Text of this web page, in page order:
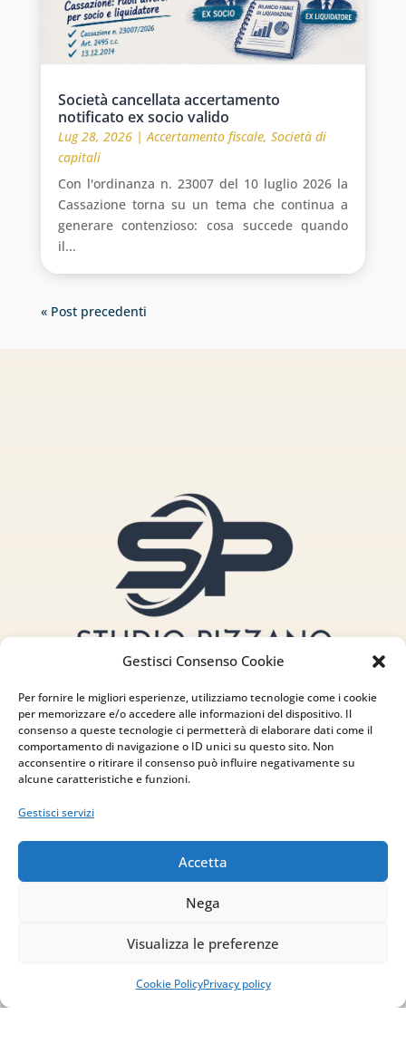
Gestisci Consenso Cookie
Per fornire le migliori esperienze, utilizziamo tecnologie come i cookie
per memorizzare e/o accedere alle informazioni del dispositivo. Il
consenso a queste tecnologie ci permetterà di elaborare dati come il
comportamento di navigazione o ID unici su questo sito. Non
acconsentire o ritirare il consenso può influire negativamente su
alcune caratteristiche e funzioni.
Gestisci servizi
Accetta
Nega
Visualizza le preferenze
Cookie PolicyPrivacy policy
Società cancellata accertamento
notificato ex socio valido
Lug 28, 2026|Accertamento fiscale, Società di
capitali
Con l'ordinanza n. 23007 del 10 luglio 2026 la
Cassazione torna su un tema che continua a
generare contenzioso: cosa succede quando
il...
« Post precedenti
Indirizzo
via Sant’Alessio, 5
83030 Venticano (AV)